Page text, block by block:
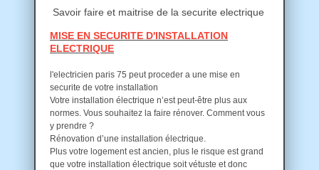
Savoir faire et maitrise de la securite electrique
MISE EN SECURITE D'INSTALLATION
ELECTRIQUE
l'electricien paris 75 peut proceder a une mise en
securite de votre installation
Votre installation électrique n’est peut-être plus aux
normes. Vous souhaitez la faire rénover. Comment vous
y prendre ?
Rénovation d’une installation électrique.
Plus votre logement est ancien, plus le risque est grand
que votre installation électrique soit vétuste et donc